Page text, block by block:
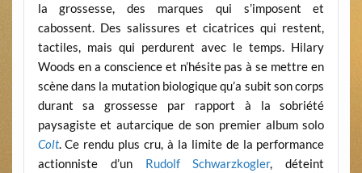
la grossesse, des marques qui s’imposent et
cabossent. Des salissures et cicatrices qui restent,
tactiles, mais qui perdurent avec le temps. Hilary
Woods en a conscience et n’hésite pas à se mettre en
scène dans la mutation biologique qu’a subit son corps
durant sa grossesse par rapport à la sobriété
paysagiste et autarcique de son premier album solo
Colt. Ce rendu plus cru, à la limite de la performance
actionniste d’un Rudolf Schwarzkogler, déteint